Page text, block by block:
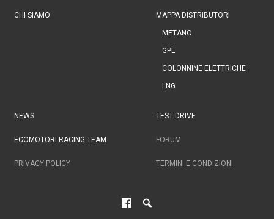
CHI SIAMO MAPPA DISTRIBUTORI
METANO
GPL
COLONNINE ELETTRICHE
LNG
NEWS TEST DRIVE
ECOMOTORI RACING TEAM FORUM
PRIVACY POLICY TERMINI E CONDIZIONI